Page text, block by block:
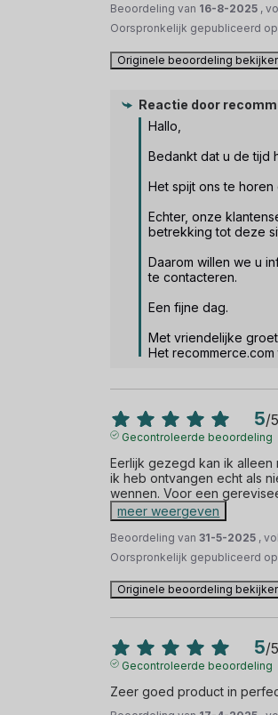
Beoordeling van 16-8-2025 ,
Oorspronkelijk gepubliceerd op
Originele beoordeling
Reactie door
Hallo,
Bedankt dat u de tijd
Het spijt ons te
Echter, onze
betrekking tot deze
Daarom willen we u
te contacteren.
Een fijne dag.
Met vriendelijke
Het recommerce.com
5/5
Gecontroleerde beoordeling
Eerlijk gezegd kan ik alleen
ik heb ontvangen echt als
wennen. Voor een
meer weergeven
Beoordeling van31-5-2025 ,
Oorspronkelijk gepubliceerd op
Originele beoordeling
5/5
Gecontroleerde beoordeling
Zeer goed product in